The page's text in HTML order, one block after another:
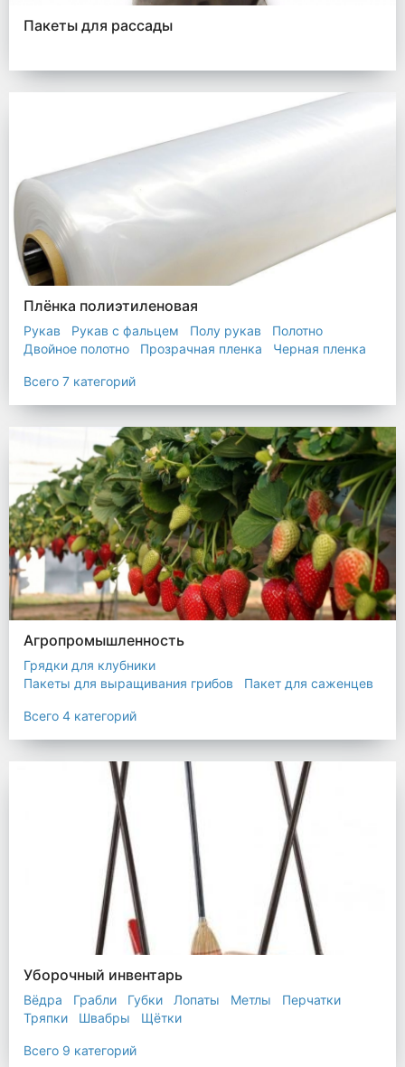
Пакеты для рассады
Плёнка полиэтиленовая
Рукав Рукав с фальцем Полу рукав
Полотно
Двойное полотно
Прозрачная пленка Черная пленка
Всего 7 категорий
Агропромышленность
Грядки для клубники
Пакеты для выращивания грибов
Пакет для саженцев
Всего 4 категорий
Уборочный инвентарь
Вёдра Грабли Губки Лопаты Метлы
Перчатки
Тряпки
Швабры Щётки
Всего 9 категорий